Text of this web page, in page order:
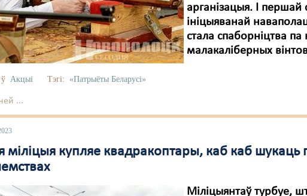
арганізацыя. І
ініцыяванай
стала спаборніцтва па
малакаліберных
Акцыі Тэгі: «Патрыёты Беларусі»
...
міліцыя купляе квадракоптары, каб каб
Міліцыянтаў турбуе,